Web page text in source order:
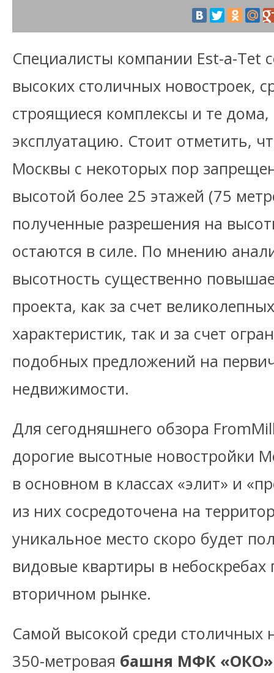
Специалисты компании Est-a-Tet
высоких столичных новостроек,
строящиеся комплексы и те
эксплуатацию. Стоит отметить,
Москвы с некоторых пор
высотой более 25 этажей (75
полученные разрешения на
остаются в силе. По мнению
высотность существенно
проекта, как за счет
характеристик, так и за счет
подобных предложений на
недвижимости.
Для сегодняшнего обзора
дорогие высотные новостройки
в основном в классах «элит» и
из них сосредоточена на
уникальное место скоро будет
видовые квартиры в небоскребах
вторичном рынке.
Самой высокой среди столичных
350-метровая башня МФК «ОКО»